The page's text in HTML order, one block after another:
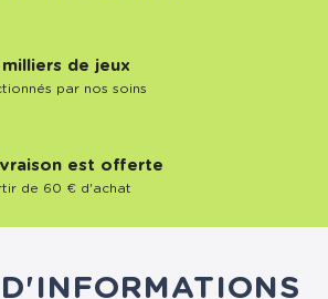
milliers de jeux
par nos soins
est offerte
de 60 € d'achat